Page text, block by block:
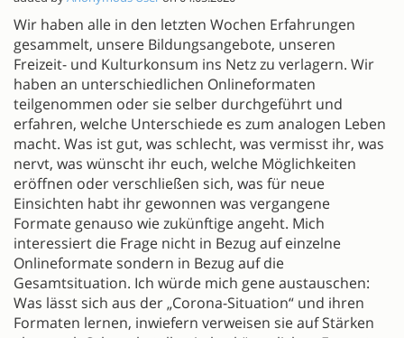
Wir haben alle in den letzten Wochen Erfahrungen
gesammelt, unsere Bildungsangebote, unseren
Freizeit- und Kulturkonsum ins Netz zu verlagern. Wir
haben an unterschiedlichen Onlineformaten
teilgenommen oder sie selber durchgeführt und
erfahren, welche Unterschiede es zum analogen Leben
macht. Was ist gut, was schlecht, was vermisst ihr, was
nervt, was wünscht ihr euch, welche Möglichkeiten
eröffnen oder verschließen sich, was für neue
Einsichten habt ihr gewonnen was vergangene
Formate genauso wie zukünftige angeht. Mich
interessiert die Frage nicht in Bezug auf einzelne
Onlineformate sondern in Bezug auf die
Gesamtsituation. Ich würde mich gene austauschen:
Was lässt sich aus der „Corona-Situation“ und ihren
Formaten lernen, inwiefern verweisen sie auf Stärken